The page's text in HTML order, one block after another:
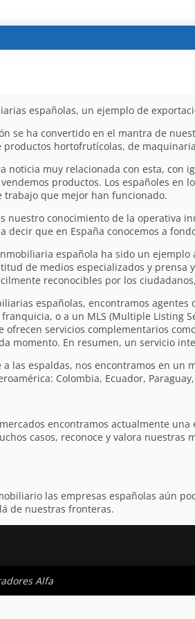
españolas, un ejemplo de
se ha convertido en el mantra de
productos hortofrutícolas, de
noticia muy relacionada con esta, con
productos. Los españoles
trabajo que mejor han funcionado.
nuestro conocimiento de la operativa
decir que en España conocemos a
española ha sido un
de medios especializados y prensa
reconocibles por los
españolas, encontramos
o a un MLS (Multiple Listing
ofrecen servicios complementarios
momento. En resumen, un servicio
a las espaldas, nos encontramos en
Colombia, Ecuador,
encontramos actualmente
casos, reconoce y valora
las empresas españolas aún
de nuestras fronteras.
Alfa